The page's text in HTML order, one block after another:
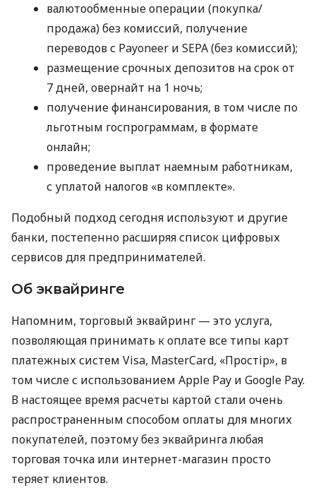
валютообменные операции (покупка/
продажа) без комиссий, получение
переводов с Payoneer и SEPA (без комиссий);
размещение срочных депозитов на срок от
7 дней, овернайт на 1 ночь;
получение финансирования, в том числе по
льготным госпрограммам, в формате
онлайн;
проведение выплат наемным работникам,
с уплатой налогов «в комплекте».
Подобный подход сегодня используют и другие
банки, постепенно расширяя список цифровых
сервисов для предпринимателей.
Об эквайринге
Напомним, торговый эквайринг — это услуга,
позволяющая принимать к оплате все типы карт
платежных систем Visa, MasterCard, «Простір», в
том числе с использованием Apple Pay и Google Pay.
В настоящее время расчеты картой стали очень
распространенным способом оплаты для многих
покупателей, поэтому без эквайринга любая
торговая точка или интернет-магазин просто
теряет клиентов.